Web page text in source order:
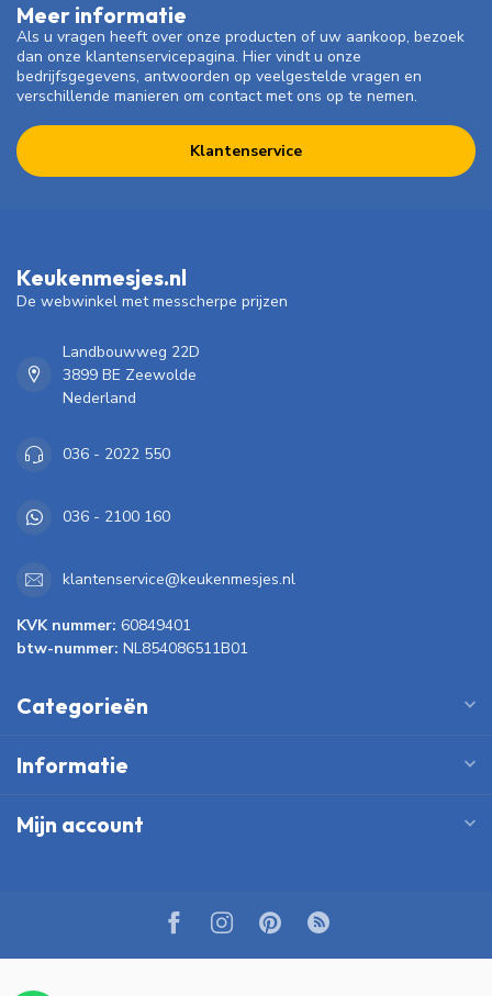
Meer informatie
Als u vragen heeft over onze producten of uw aankoop, bezoek
dan onze klantenservicepagina. Hier vindt u onze
bedrijfsgegevens, antwoorden op veelgestelde vragen en
verschillende manieren om contact met ons op te nemen.
Klantenservice
Keukenmesjes.nl
De webwinkel met messcherpe prijzen
Landbouwweg 22D
3899 BE Zeewolde
Nederland
036 - 2022 550
036 - 2100 160
klantenservice@keukenmesjes.nl
KVK nummer: 60849401
btw-nummer: NL854086511B01
Categorieën
Informatie
Mijn account